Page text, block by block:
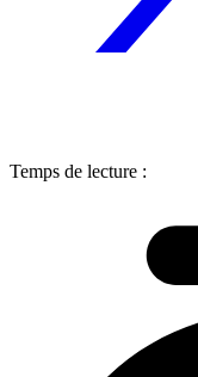
Temps de lecture :